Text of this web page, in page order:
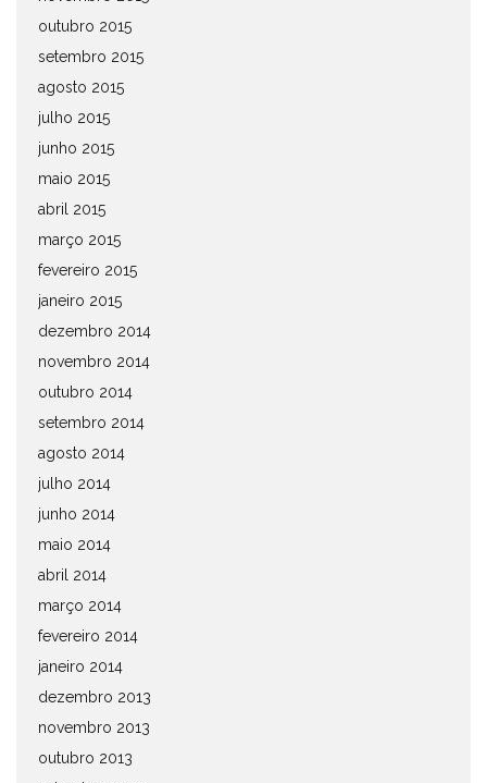
outubro 2015
setembro 2015
agosto 2015
julho 2015
junho 2015
maio 2015
abril 2015
março 2015
fevereiro 2015
janeiro 2015
dezembro 2014
novembro 2014
outubro 2014
setembro 2014
agosto 2014
julho 2014
junho 2014
maio 2014
abril 2014
março 2014
fevereiro 2014
janeiro 2014
dezembro 2013
novembro 2013
outubro 2013